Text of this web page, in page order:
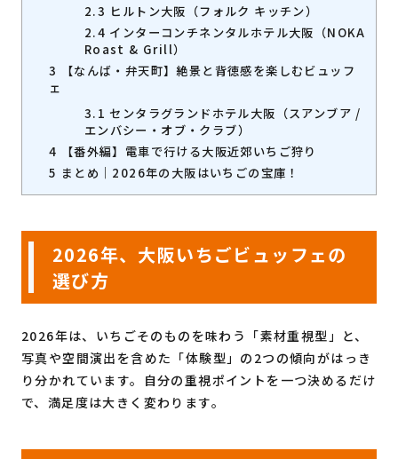
2.3 ヒルトン大阪（フォルク キッチン）
2.4 インターコンチネンタルホテル大阪（NOKA
Roast & Grill）
3
【なんば・弁天町】絶景と背徳感を楽しむビュッフ
ェ
3.1 センタラグランドホテル大阪（スアンブア /
エンバシー・オブ・クラブ）
4 【番外編】電車で行ける大阪近郊いちご狩り
5 まとめ｜2026年の大阪はいちごの宝庫！
2026年、大阪いちごビュッフェの
選び方
2026年は、いちごそのものを味わう「素材重視型」と、
写真や空間演出を含めた「体験型」の2つの傾向がはっき
り分かれています。自分の重視ポイントを一つ決めるだけ
で、満足度は大きく変わります。